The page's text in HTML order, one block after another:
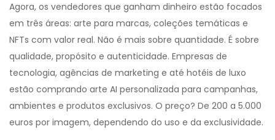
Agora, os vendedores que ganham dinheiro estão focados
em três áreas: arte para marcas, coleções temáticas e
NFTs com valor real. Não é mais sobre quantidade. É sobre
qualidade, propósito e autenticidade. Empresas de
tecnologia, agências de marketing e até hotéis de luxo
estão comprando arte AI personalizada para campanhas,
ambientes e produtos exclusivos. O preço? De 200 a 5.000
euros por imagem, dependendo do uso e da exclusividade.